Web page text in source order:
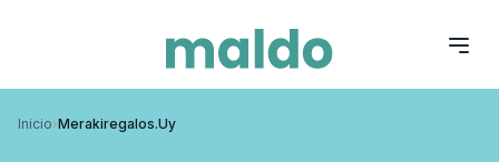
Inicio›Merakiregalos.uy